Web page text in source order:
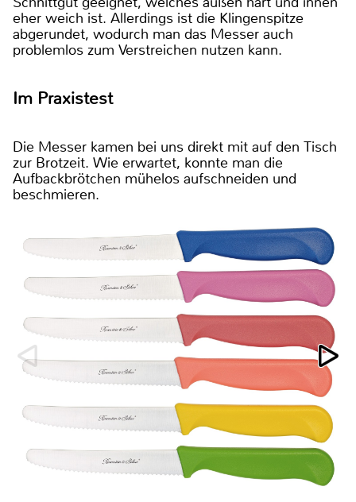
eher weich ist. Allerdings ist die Klingenspitze
abgerundet, wodurch man das Messer auch
problemlos zum Verstreichen nutzen kann.
Im Praxistest
Die Messer kamen bei uns direkt mit auf den Tisch
zur Brotzeit. Wie erwartet, konnte man die
Aufbackbrötchen mühelos aufschneiden und
beschmieren.